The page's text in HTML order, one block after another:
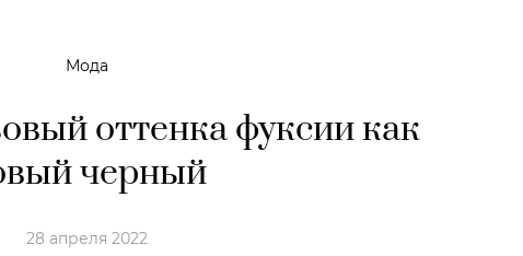
Мода
оттенка фуксии как
черный
28 апреля 2022